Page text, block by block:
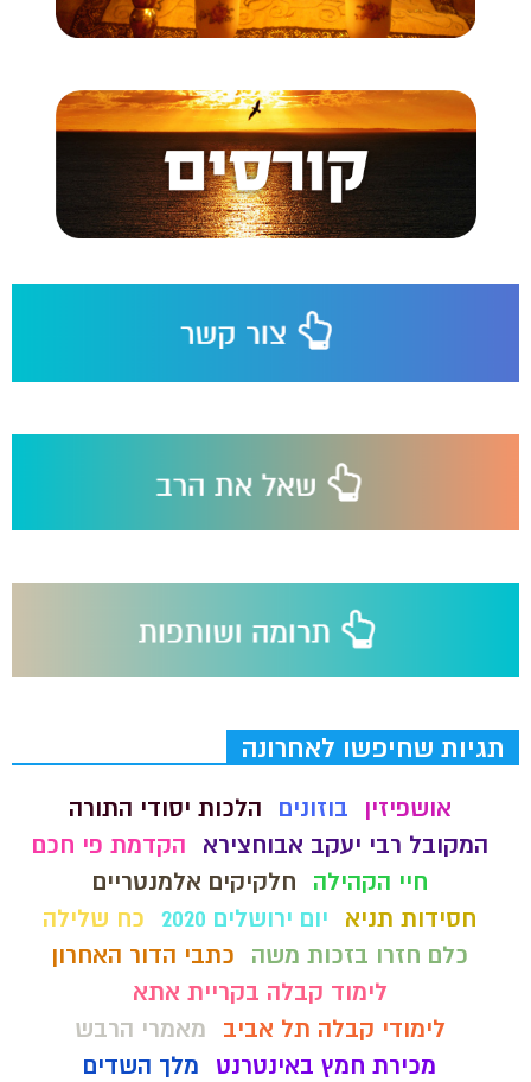
תגיות שחיפשו לאחרונה
אושפיזין בוזונים
הלכות יסודי התורה
המקובל רבי יעקב אבוחצירא
הקדמת פי חכם
חיי הקהילה
חלקיקים אלמנטריים
חסידות תניא
יום ירושלים 2020
כח שלילה
כלם חזרו בזכות משה
כתבי הדור האחרון
לימוד קבלה בקריית אתא
לימודי קבלה תל אביב
מאמרי הרבש
מכירת חמץ באינטרנט
מלך השדים